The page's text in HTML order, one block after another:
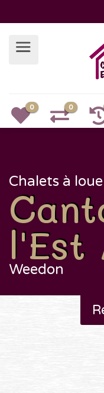
0 0
Chalets à
Weedon